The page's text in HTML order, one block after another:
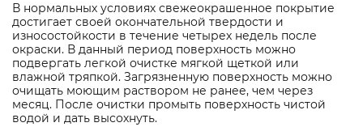
В нормальных условиях свежеокрашенное покрытие
достигает своей окончательной твердости и
износостойкости в течение четырех недель после
окраски. В данный период поверхность можно
подвергать легкой очистке мягкой щеткой или
влажной тряпкой. Загрязненную поверхность можно
очищать моющим раствором не ранее, чем через
месяц. После очистки промыть поверхность чистой
водой и дать высохнуть.